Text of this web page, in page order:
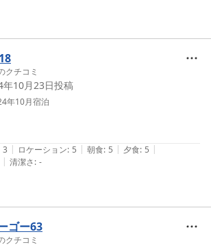
クチコミ
年10月23日投稿
年10月宿泊
3 | ロケーション: 5 | 朝食: 5 | 夕食: 5 |
| 清潔さ: -
ゴー63
クチコミ